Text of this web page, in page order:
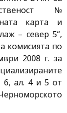
№
карта и
– север 5“,
комисията по
2008 г. за
6, ал. 4 и 5 от